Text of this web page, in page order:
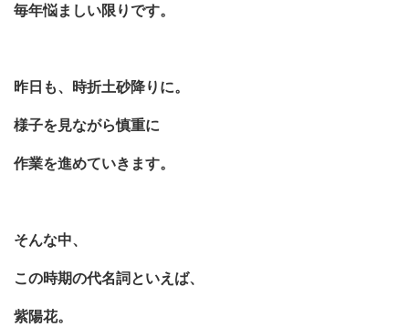
毎年悩ましい限りです。
昨日も、時折土砂降りに。
様子を見ながら慎重に
作業を進めていきます。
そんな中、
この時期の代名詞といえば、
紫陽花。